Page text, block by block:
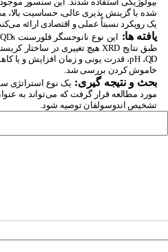
شده با گزینش ­پذیری عالی، حساسیت
یک رویکرد نسبتاً عملی و اقتصادی ارائه
یافته ­ها: این نوع نانوحسگر فلورسنت
طبق نتایج XRD هیچ تغییری در ساختار
QD،pH، قدرت یونی و زمان افزایش و یا
خاموش کردن بررسی شد.
بحث و نتیجه­ گیری: یک نوع استراتژی
مورد مطالعه قرار گرفت که می‌تواند به­
تشخیص اندوسولفان توصیه شود.